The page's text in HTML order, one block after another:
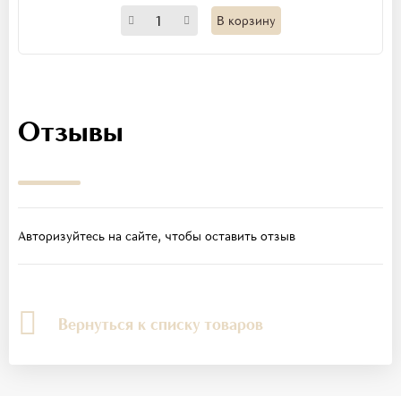
В корзину
Отзывы
Авторизуйтесь на сайте, чтобы оставить отзыв
Вернуться к списку товаров